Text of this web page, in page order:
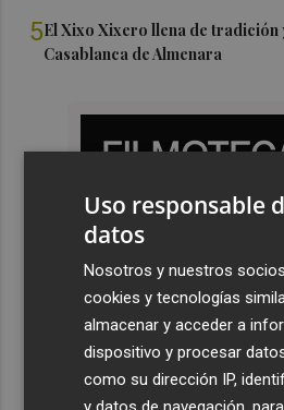
5El Xixo Xixero llena de tradición
Casablanca de Almenara
Uso responsable
datos
Nosotros y nuestros
cookies y tecnologías
almacenar y acceder a
dispositivo y procesar
como su dirección IP,